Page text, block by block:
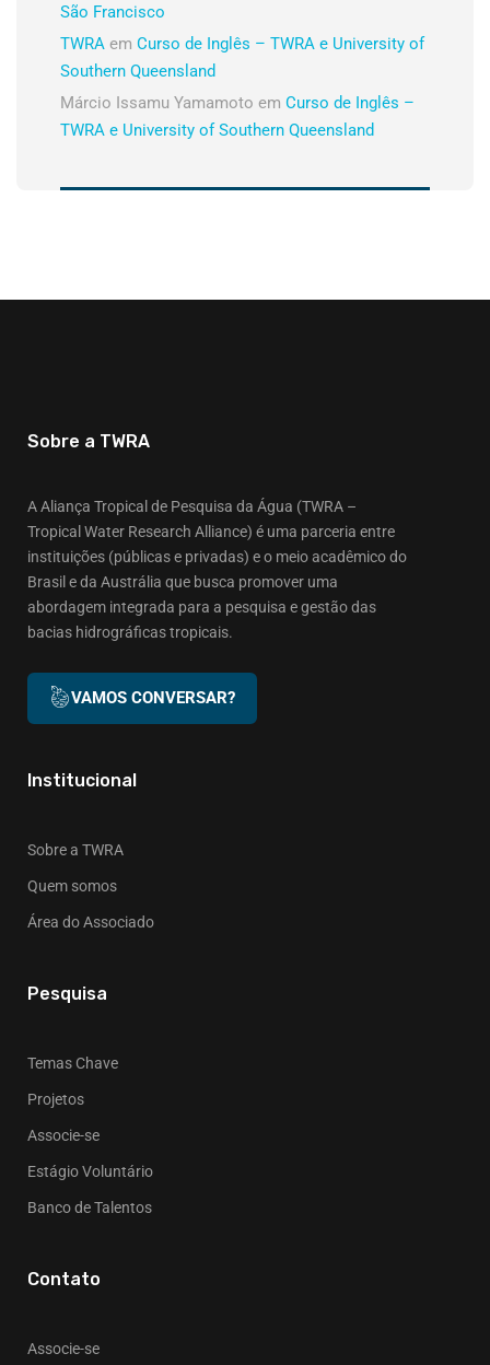
São Francisco
TWRA em Curso de Inglês – TWRA e University of
Southern Queensland
Márcio Issamu Yamamoto em Curso de Inglês –
TWRA e University of Southern Queensland
Sobre a TWRA
A Aliança Tropical de Pesquisa da Água (TWRA –
Tropical Water Research Alliance) é uma parceria entre
instituições (públicas e privadas) e o meio acadêmico do
Brasil e da Austrália que busca promover uma
abordagem integrada para a pesquisa e gestão das
bacias hidrográficas tropicais.
VAMOS CONVERSAR?
Institucional
Sobre a TWRA
Quem somos
Área do Associado
Pesquisa
Temas Chave
Projetos
Associe-se
Estágio Voluntário
Banco de Talentos
Contato
Associe-se